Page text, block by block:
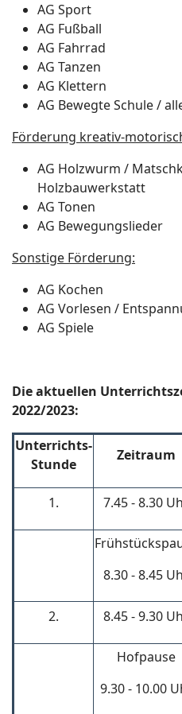
AG Sport
AG Fußball
AG Fahrrad
AG Tanzen
AG Klettern
AG Bewegte Schule /
Förderung kreativ-
AG Holzwurm /
Holzbauwerkstatt
AG Tonen
AG Bewegungslieder
Sonstige Förderung:
AG Kochen
AG Vorlesen /
AG Spiele
Die aktuellen
2022/2023:
Unterrichts-
Stunde
Zeitraum
1. 7.45 - 8.30
8.30 - 8.45
2. 8.45 - 9.30
Hofpause
9.30 - 10.00